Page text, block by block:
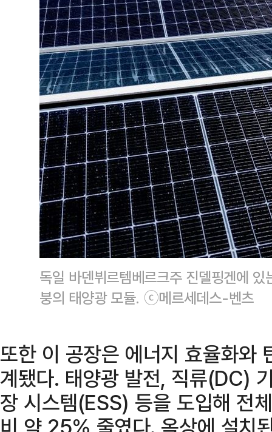
독일 바덴뷔르템베르크주 진델핑겐에
붕의 태양광 모듈. ⓒ메르세데스-벤츠
또한 이 공장은 에너지 효율화와
계됐다. 태양광 발전, 직류(DC)
장 시스템(ESS) 등을 도입해 전
비 약 25% 줄였다. 옥상에 설치